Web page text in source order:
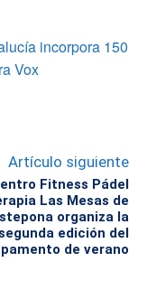
incorpora 150
Vox
Artículo siguiente
Fitness Pádel
Las Mesas de
organiza la
edición del
de verano